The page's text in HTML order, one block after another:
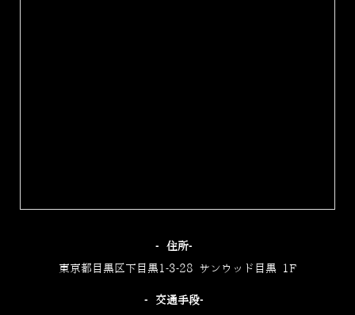
‐住所‐
東京都目黒区下目黒1-3-28 サンウッド目黒 1F
‐交通手段‐